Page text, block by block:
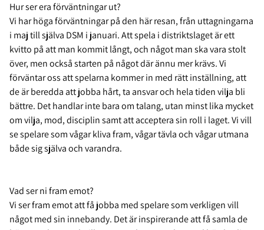
Hur ser era förväntningar ut?
Vi har höga förväntningar på den här resan, från uttagningarna
i maj till själva DSM i januari. Att spela i distriktslaget är ett
kvitto på att man kommit långt, och något man ska vara stolt
över, men också starten på något där ännu mer krävs. Vi
förväntar oss att spelarna kommer in med rätt inställning, att
de är beredda att jobba hårt, ta ansvar och hela tiden vilja bli
bättre. Det handlar inte bara om talang, utan minst lika mycket
om vilja, mod, disciplin samt att acceptera sin roll i laget. Vi vill
se spelare som vågar kliva fram, vågar tävla och vågar utmana
både sig själva och varandra.
Vad ser ni fram emot?
Vi ser fram emot att få jobba med spelare som verkligen vill
något med sin innebandy. Det är inspirerande att få samla de